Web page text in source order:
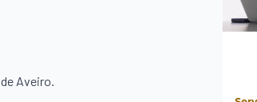
Aveiro.